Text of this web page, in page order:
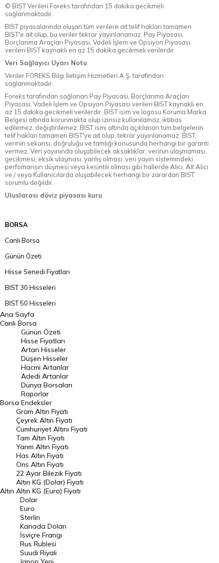
© BİST Verileri Foreks tarafından 15 dakika gecikmeli
sağlanmaktadır.
BIST piyasalarında oluşan tüm verilere ait telif hakları tamamen
BIST'e ait olup, bu veriler tekrar yayınlanamaz. Pay Piyasası,
Borçlanma Araçları Piyasası, Vadeli İşlem ve Opsiyon Piyasası
verileri BIST kaynaklı en az 15 dakika gecikmeli verilerdir.
Veri Sağlayıcı Uyarı Notu
Veriler FOREKS Bilgi İletişim Hizmetleri A.Ş. tarafından
sağlanmaktadır.
Foreks tarafından sağlanan Pay Piyasası, Borçlanma Araçları
Piyasası, Vadeli İşlem ve Opsiyon Piyasası verileri BIST kaynaklı en
az 15 dakika gecikmeli verilerdir. BIST isim ve logosu Koruma Marka
Belgesi altında korunmakta olup izinsiz kullanılamaz, iktibas
edilemez, değiştirilemez. BIST ismi altında açıklanan tüm belgelerin
telif hakları tamamen BIST'ye ait olup, tekrar yayınlanamaz. BIST,
verinin sekansı, doğruluğu ve tamlığı konusunda herhangi bir garanti
vermez. Veri yayınında oluşabilecek aksaklıklar, verinin ulaşmaması,
gecikmesi, eksik ulaşması, yanlış olması, veri yayın sistemindeki
perfomansın düşmesi veya kesintili olması gibi hallerde Alıcı, Alt Alıcı
ve / veya Kullanıcılarda oluşabilecek herhangi bir zarardan BIST
sorumlu değildir.
Uluslarası döviz piyasası kuru
BORSA
Canlı Borsa
Günün Özeti
Hisse Senedi Fiyatları
BIST 30 Hisseleri
BIST 50 Hisseleri
BIST 100 Hisseleri
En Çok Artan Hisseler
En Çok Düşen Hisseler
Hacmi Artanlar
Geçmiş Kapanışlar
Dünya Borsaları
Raporlar
Endeksler
DÖVİZ
Döviz Kuru
Dolar Kuru
Euro Kuru
Pound Kuru
Frank Kuru
Riyal Kuru
Avustralya Doları
Ana Sayfa
Canlı Borsa
Borsa
Günün Özeti
Hisse Fiyatları
Artan Hisseler
Düşen Hisseler
Hacmi Artanlar
Adedi Artanlar
Dünya Borsaları
Raporlar
Endeksler
Altın
Gram Altın Fiyatı
Çeyrek Altın Fiyatı
Cumhuriyet Altını Fiyatı
Tam Altın Fiyatı
Yarım Altın Fiyatı
Has Altın Fiyatı
Ons Altın Fiyatı
22 Ayar Bilezik Fiyatı
Altın KG (Dolar) Fiyatı
Altın KG (Euro) Fiyatı
Dolar
Euro
Sterlin
Kanada Doları
İsviçre Frangı
Rus Rublesi
Suudi Riyali